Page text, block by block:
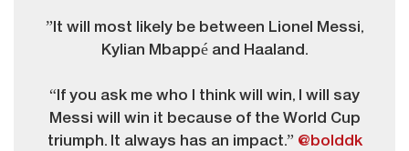
”It will most likely be between Lionel Messi,
Kylian Mbappé and Haaland.
“If you ask me who I think will win, I will say
Messi will win it because of the World Cup
triumph. It always has an impact.” @bolddk